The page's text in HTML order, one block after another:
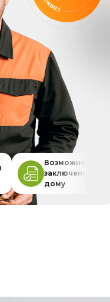
Возможность
заключения
дому